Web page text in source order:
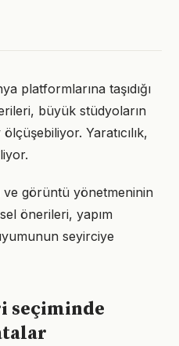
platformlarına taşıdığı
büyük stüdyoların
Yaratıcılık,
ve görüntü yönetmeninin
önerileri, yapım
seyirciye
seçiminde